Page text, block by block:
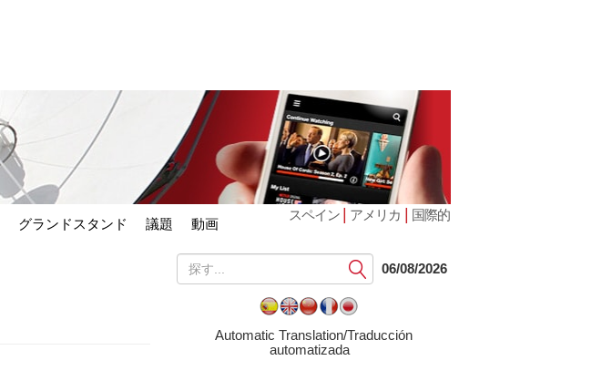
グランドスタンド 議題 動画
スペイン | アメリカ | 国際的
提
出
る
06/08/2026
Automatic Translation/Traducción
automatizada